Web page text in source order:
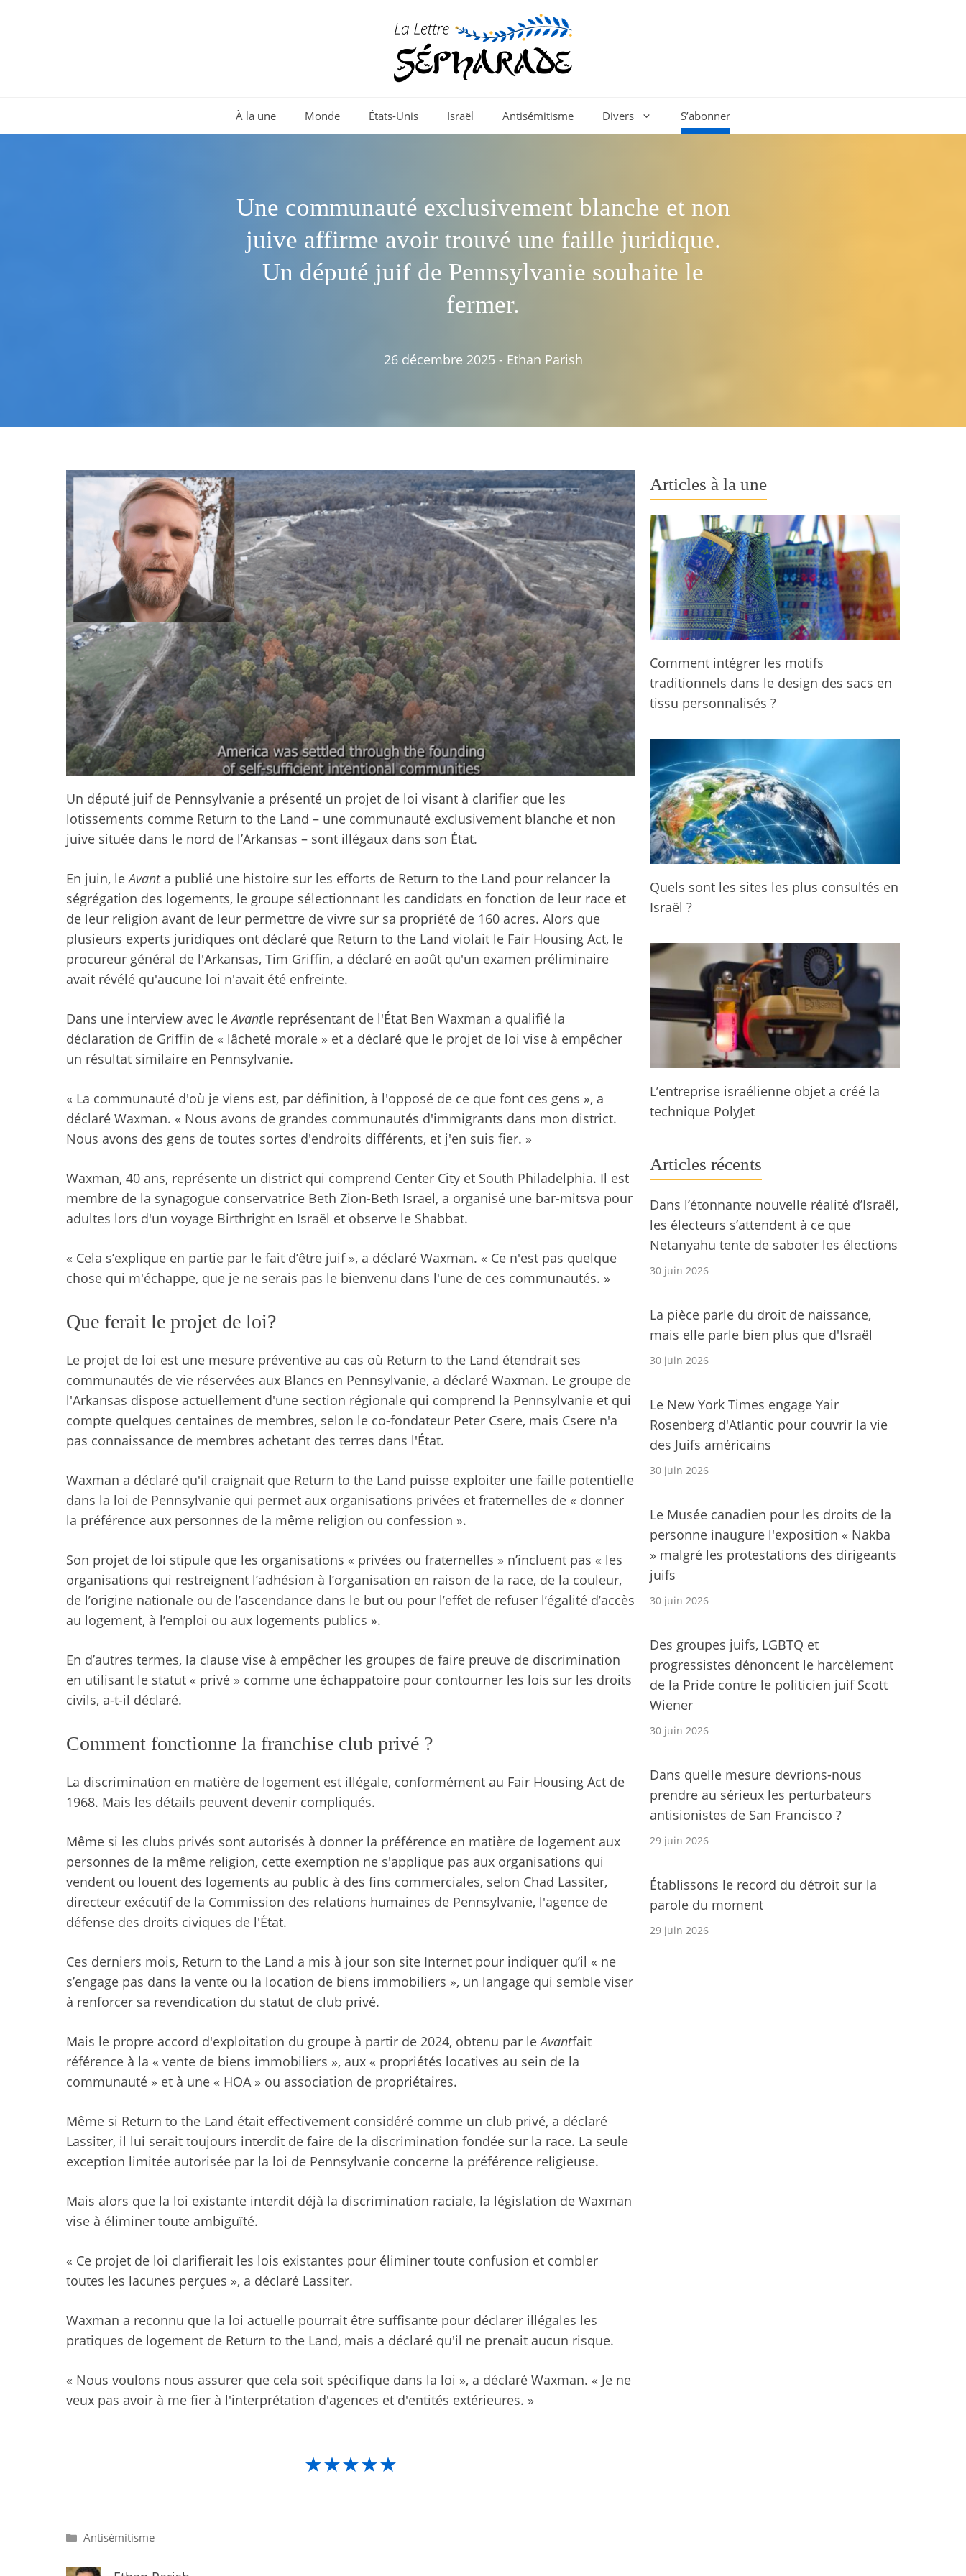
À la une Monde États-Unis Israël Antisémitisme Divers S’abonner
Une communauté exclusivement blanche et non
juive affirme avoir trouvé une faille juridique.
Un député juif de Pennsylvanie souhaite le
fermer.
26 décembre 2025 - Ethan Parish
Un député juif de Pennsylvanie a présenté un projet de loi visant à clarifier que les
lotissements comme Return to the Land – une communauté exclusivement blanche et non
juive située dans le nord de l’Arkansas – sont illégaux dans son État.
En juin, leAvanta publié une histoire sur les efforts de Return to the Land pour relancer la
ségrégation des logements, le groupe sélectionnant les candidats en fonction de leur race et
de leur religion avant de leur permettre de vivre sur sa propriété de 160 acres. Alors que
plusieurs experts juridiques ont déclaré que Return to the Land violait le Fair Housing Act, le
procureur général de l'Arkansas, Tim Griffin, a déclaré en août qu'un examen préliminaire
avait révélé qu'aucune loi n'avait été enfreinte.
Dans une interview avec leAvantle représentant de l'État Ben Waxman a qualifié la
déclaration de Griffin de « lâcheté morale » et a déclaré que le projet de loi vise à empêcher
un résultat similaire en Pennsylvanie.
« La communauté d'où je viens est, par définition, à l'opposé de ce que font ces gens », a
déclaré Waxman. « Nous avons de grandes communautés d'immigrants dans mon district.
Nous avons des gens de toutes sortes d'endroits différents, et j'en suis fier. »
Waxman, 40 ans, représente un district qui comprend Center City et South Philadelphia. Il est
membre de la synagogue conservatrice Beth Zion-Beth Israel, a organisé une bar-mitsva pour
adultes lors d'un voyage Birthright en Israël et observe le Shabbat.
« Cela s’explique en partie par le fait d’être juif », a déclaré Waxman. « Ce n'est pas quelque
chose qui m'échappe, que je ne serais pas le bienvenu dans l'une de ces communautés. »
Que ferait le projet de loi?
Le projet de loi est une mesure préventive au cas où Return to the Land étendrait ses
communautés de vie réservées aux Blancs en Pennsylvanie, a déclaré Waxman. Le groupe de
l'Arkansas dispose actuellement d'une section régionale qui comprend la Pennsylvanie et qui
compte quelques centaines de membres, selon le co-fondateur Peter Csere, mais Csere n'a
pas connaissance de membres achetant des terres dans l'État.
Waxman a déclaré qu'il craignait que Return to the Land puisse exploiter une faille potentielle
dans la loi de Pennsylvanie qui permet aux organisations privées et fraternelles de « donner
la préférence aux personnes de la même religion ou confession ».
Son projet de loi stipule que les organisations « privées ou fraternelles » n’incluent pas « les
organisations qui restreignent l’adhésion à l’organisation en raison de la race, de la couleur,
de l’origine nationale ou de l’ascendance dans le but ou pour l’effet de refuser l’égalité d’accès
au logement, à l’emploi ou aux logements publics ».
En d’autres termes, la clause vise à empêcher les groupes de faire preuve de discrimination
en utilisant le statut « privé » comme une échappatoire pour contourner les lois sur les droits
civils, a-t-il déclaré.
Comment fonctionne la franchise club privé ?
La discrimination en matière de logement est illégale, conformément au Fair Housing Act de
1968. Mais les détails peuvent devenir compliqués.
Même si les clubs privés sont autorisés à donner la préférence en matière de logement aux
personnes de la même religion, cette exemption ne s'applique pas aux organisations qui
vendent ou louent des logements au public à des fins commerciales, selon Chad Lassiter,
directeur exécutif de la Commission des relations humaines de Pennsylvanie, l'agence de
défense des droits civiques de l'État.
Ces derniers mois, Return to the Land a mis à jour son site Internet pour indiquer qu’il « ne
s’engage pas dans la vente ou la location de biens immobiliers », un langage qui semble viser
à renforcer sa revendication du statut de club privé.
Mais le propre accord d'exploitation du groupe à partir de 2024, obtenu par leAvantfait
référence à la « vente de biens immobiliers », aux « propriétés locatives au sein de la
communauté » et à une « HOA » ou association de propriétaires.
Même si Return to the Land était effectivement considéré comme un club privé, a déclaré
Lassiter, il lui serait toujours interdit de faire de la discrimination fondée sur la race. La seule
exception limitée autorisée par la loi de Pennsylvanie concerne la préférence religieuse.
Mais alors que la loi existante interdit déjà la discrimination raciale, la législation de Waxman
vise à éliminer toute ambiguïté.
« Ce projet de loi clarifierait les lois existantes pour éliminer toute confusion et combler
toutes les lacunes perçues », a déclaré Lassiter.
Waxman a reconnu que la loi actuelle pourrait être suffisante pour déclarer illégales les
pratiques de logement de Return to the Land, mais a déclaré qu'il ne prenait aucun risque.
« Nous voulons nous assurer que cela soit spécifique dans la loi », a déclaré Waxman. « Je ne
veux pas avoir à me fier à l'interprétation d'agences et d'entités extérieures. »
★★★★★
Catégories
Antisémitisme
Articles à la une
Comment intégrer les motifs
traditionnels dans le design des sacs en
tissu personnalisés ?
Quels sont les sites les plus consultés en
Israël ?
L’entreprise israélienne objet a créé la
technique PolyJet
Articles récents
Dans l’étonnante nouvelle réalité d’Israël,
les électeurs s’attendent à ce que
Netanyahu tente de saboter les élections
30 juin 2026
La pièce parle du droit de naissance,
mais elle parle bien plus que d'Israël
30 juin 2026
Le New York Times engage Yair
Rosenberg d'Atlantic pour couvrir la vie
des Juifs américains
30 juin 2026
Le Musée canadien pour les droits de la
personne inaugure l'exposition « Nakba
» malgré les protestations des dirigeants
juifs
30 juin 2026
Des groupes juifs, LGBTQ et
progressistes dénoncent le harcèlement
de la Pride contre le politicien juif Scott
Wiener
30 juin 2026
Dans quelle mesure devrions-nous
prendre au sérieux les perturbateurs
antisionistes de San Francisco ?
29 juin 2026
Établissons le record du détroit sur la
parole du moment
29 juin 2026